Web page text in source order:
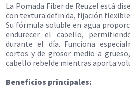
La Pomada Fiber de Reuzel está
con textura definida, fijación
Su fórmula soluble en agua
endurecer el cabello,
durante el día. Funciona
cortos y de grosor medio a
cabello rebelde mientras aporta
Beneficios principales: